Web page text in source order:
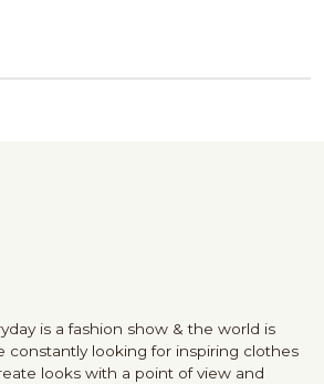
is a fashion show & the world is
constantly looking for inspiring clothes
looks with a point of view and